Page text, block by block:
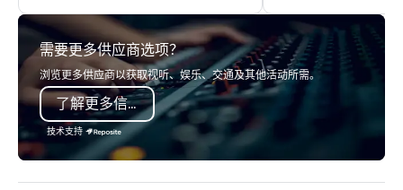
需要更多供应商选项？
浏览更多供应商以获取视听、娱乐、交通及其他活动所需。
了解更多信息
技术支持